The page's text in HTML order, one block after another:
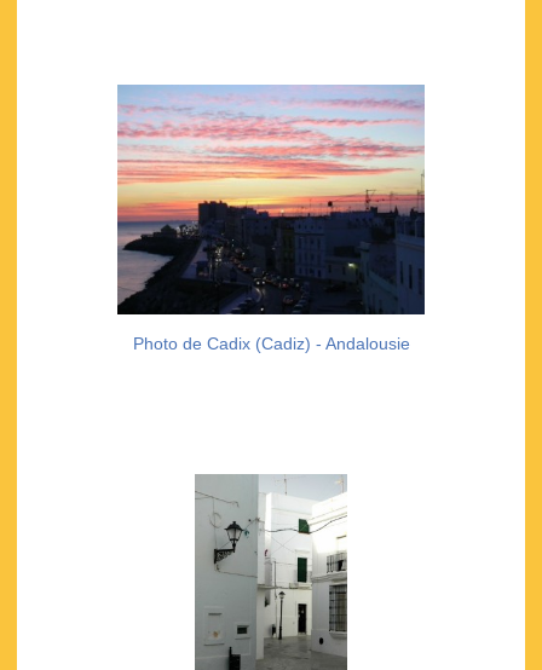
Photo de Cadix (Cadiz) - Andalousie